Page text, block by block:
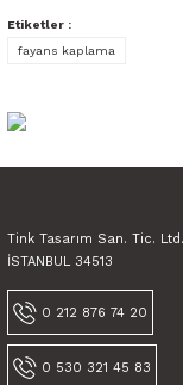
Bu ürüne benzer
Tink Kendinden
Etiketler :
fayans kaplama
Tink Tasarım San. Tic.
İSTANBUL 34513
0 212 876 74 20
0 530 321 45 83